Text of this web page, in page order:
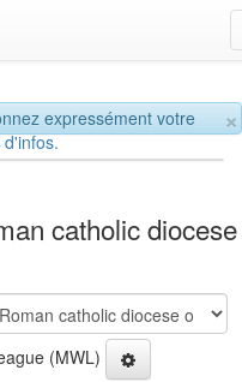
×
expressément votre
d'infos.
catholic diocese
(MWL)